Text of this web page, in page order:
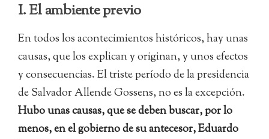
I. El ambiente previo
En todos los acontecimientos históricos, hay unas
causas, que los explican y originan, y unos efectos
y consecuencias. El triste período de la presidencia
de Salvador Allende Gossens, no es la excepción.
Hubo unas causas, que se deben buscar, por lo
menos, en el gobierno de su antecesor, Eduardo